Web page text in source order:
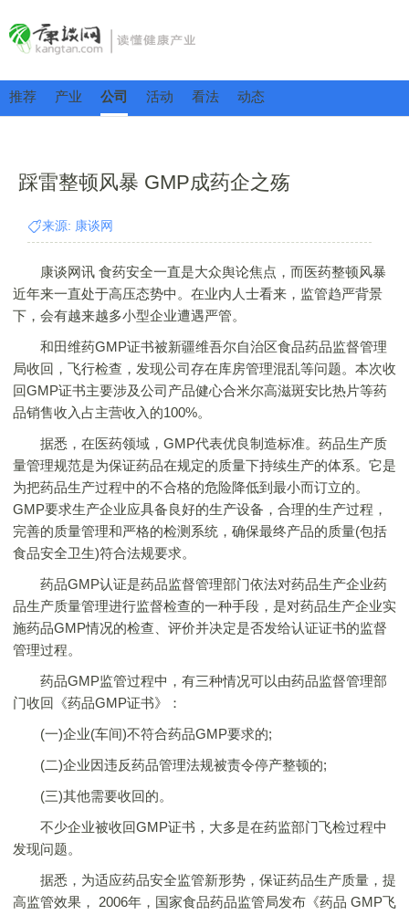
推荐 产业 公司 活动 看法 动态
踩雷整顿风暴 GMP成药企之殇
来源: 康谈网
康谈网讯 食药安全一直是大众舆论焦点，而医药整顿风暴
近年来一直处于高压态势中。在业内人士看来，监管趋严背景
下，会有越来越多小型企业遭遇严管。
和田维药GMP证书被新疆维吾尔自治区食品药品监督管理
局收回，飞行检查，发现公司存在库房管理混乱等问题。本次收
回GMP证书主要涉及公司产品健心合米尔高滋斑安比热片等药
品销售收入占主营收入的100%。
据悉，在医药领域，GMP代表优良制造标准。药品生产质
量管理规范是为保证药品在规定的质量下持续生产的体系。它是
为把药品生产过程中的不合格的危险降低到最小而订立的。
GMP要求生产企业应具备良好的生产设备，合理的生产过程，
完善的质量管理和严格的检测系统，确保最终产品的质量(包括
食品安全卫生)符合法规要求。
药品GMP认证是药品监督管理部门依法对药品生产企业药
品生产质量管理进行监督检查的一种手段，是对药品生产企业实
施药品GMP情况的检查、评价并决定是否发给认证证书的监督
管理过程。
药品GMP监管过程中，有三种情况可以由药品监督管理部
门收回《药品GMP证书》：
(一)企业(车间)不符合药品GMP要求的;
(二)企业因违反药品管理法规被责令停产整顿的;
(三)其他需要收回的。
不少企业被收回GMP证书，大多是在药监部门飞检过程中
发现问题。
据悉，为适应药品安全监管新形势，保证药品生产质量，提
高监管效果， 2006年，国家食品药品监管局发布《药品 GMP飞